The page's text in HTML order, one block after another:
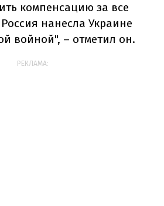
компенсацию за все
нанесла Украине
войной", – отметил он.
РЕКЛАМА: